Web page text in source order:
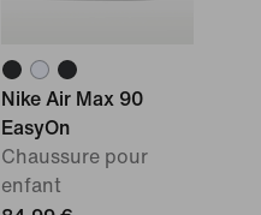
Nike Air Max 90
EasyOn
Chaussure pour
enfant